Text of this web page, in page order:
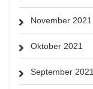
November 2021
Oktober 2021
September 2021